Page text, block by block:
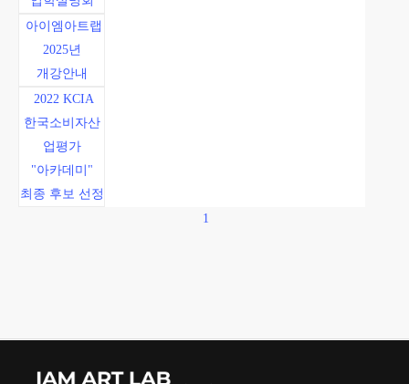
아이엠아트랩
2025년
개강안내
2022 KCIA
한국소비자산
업평가
"아카데미"
최종 후보 선정
1